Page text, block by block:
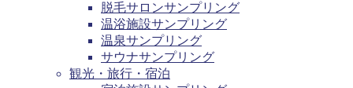
脱毛サロンサンプリング
温浴施設サンプリング
温泉サンプリング
サウナサンプリング
観光・旅行・宿泊